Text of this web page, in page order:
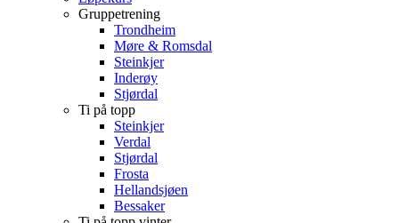
Gruppetrening
Trondheim
Møre & Romsdal
Steinkjer
Inderøy
Stjørdal
Ti på topp
Steinkjer
Verdal
Stjørdal
Frosta
Hellandsjøen
Bessaker